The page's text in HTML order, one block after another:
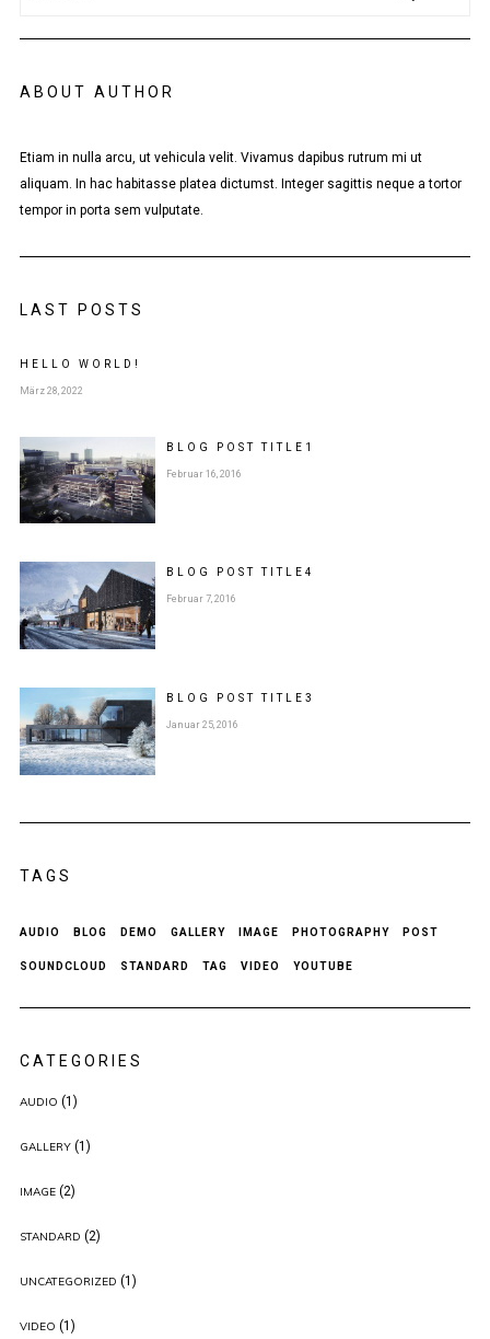
ABOUT AUTHOR
Etiam in nulla arcu, ut vehicula velit. Vivamus dapibus rutrum mi ut
aliquam. In hac habitasse platea dictumst. Integer sagittis neque a tortor
tempor in porta sem vulputate.
LAST POSTS
HELLO WORLD!
März 28, 2022
BLOG POSTTITLE 1
Februar 16, 2016
BLOG POSTTITLE 4
Februar 7, 2016
BLOG POSTTITLE 3
Januar 25, 2016
TAGS
AUDIO BLOG DEMO GALLERY IMAGE PHOTOGRAPHY POST
SOUNDCLOUD STANDARD TAG VIDEO YOUTUBE
CATEGORIES
AUDIO (1)
GALLERY(1)
IMAGE(2)
STANDARD (2)
UNCATEGORIZED (1)
VIDEO (1)